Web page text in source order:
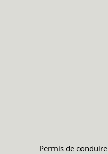
Permis de conduire